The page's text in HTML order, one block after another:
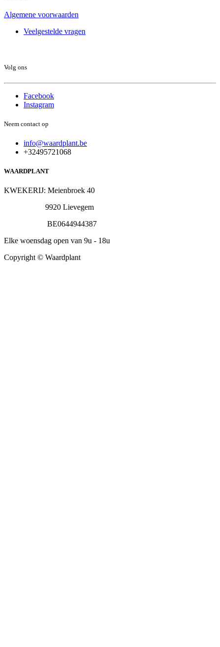
Algemene voorwaarden
Veelgestelde vragen
Volg ons
Facebook
Instagram
Neem contact op
info@waardplant.be
+32495721068
WAARDPLANT
KWEKERIJ: Meienbroek 40
9920 Lievegem
BE0644944387
Elke woensdag open van 9u - 18u
Copyright © Waardplant